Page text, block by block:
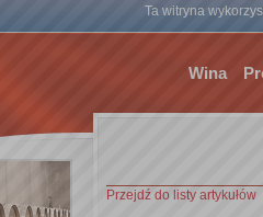
Ta witryna
Wina
Przejdź do listy artykułów